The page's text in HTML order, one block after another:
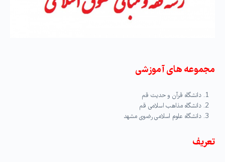
مجموعه ‏های آموزشی
دانشگاه قرآن و حدیث قم
دانشگاه مذاهب اسلامی قم
دانشگاه علوم اسلامی رضوی مشهد
تعریف